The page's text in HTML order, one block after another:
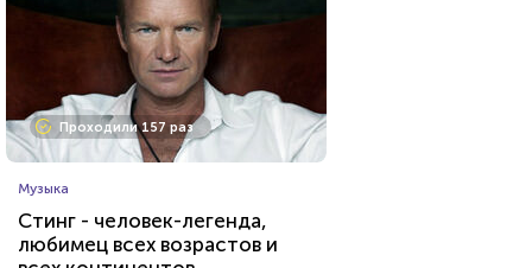
Проходили 157 раз
Музыка
Стинг - человек-легенда,
любимец всех возрастов и